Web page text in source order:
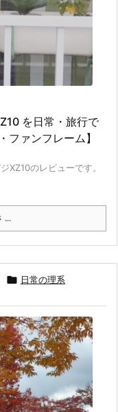
を日常・旅行で
ファンフレーム】
XZ10のレビューです。
...
 日常の理系